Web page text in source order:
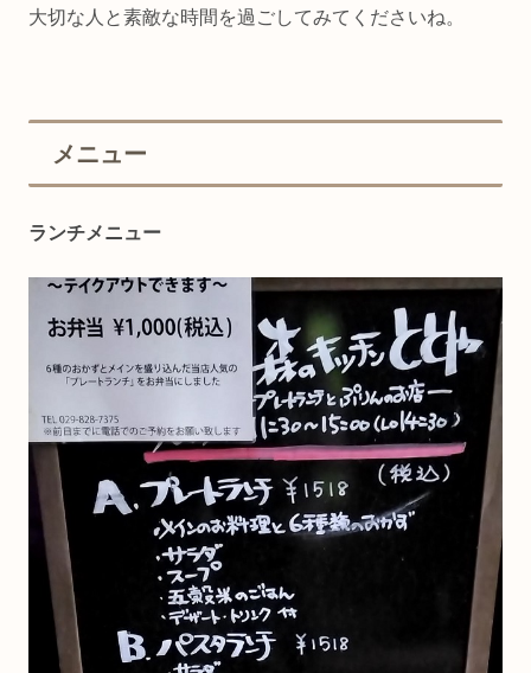
大切な人と素敵な時間を過ごしてみてくださいね。
メニュー
ランチメニュー